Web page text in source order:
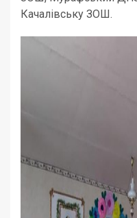
Качалівську ЗОШ.